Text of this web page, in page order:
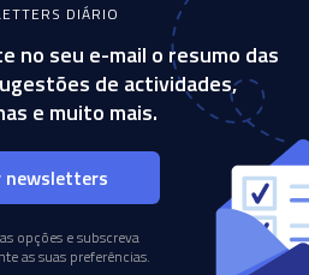
DIÁRIO
no seu e-mail o resumo das
de actividades,
e muito mais.
newsletters
opções e subscreva
as suas preferências.